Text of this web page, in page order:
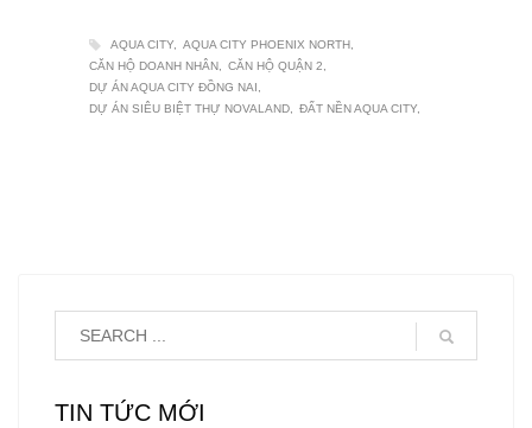
AQUA CITY
AQUA CITY PHOENIX NORTH
CĂN HỘ DOANH NHÂN
CĂN HỘ QUẬN 2
DỰ ÁN AQUA CITY ĐỒNG NAI
DỰ ÁN SIÊU BIỆT THỰ NOVALAND
ĐẤT NỀN AQUA CITY
TIN TỨC MỚI